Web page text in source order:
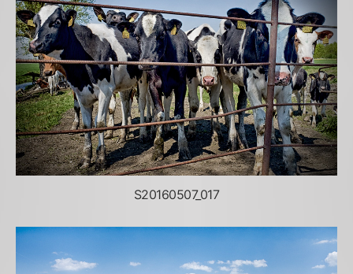
S20160507_017